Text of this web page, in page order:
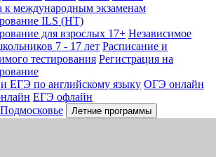
к международным экзаменам
ILS (НТ)
для взрослых 17+ Независимое
7 - 17 лет Расписание и
тестирования Регистрация на
ЕГЭ по английскому языку ОГЭ онлайн
ЕГЭ офлайн
Летние программы